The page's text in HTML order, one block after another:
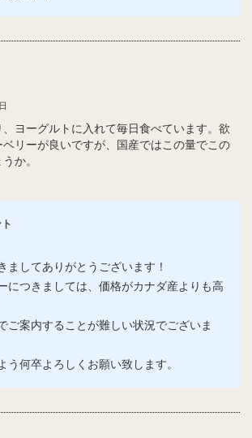
ヨーグルトに入れて毎日食べています。欲
リーが良いですが、国産ではこの量でこの
か。
ましてありがとうございます！
につきましては、価格がカナダ産よりも高
ご案内することが難しい状況でございま
う何卒よろしくお願い致します。